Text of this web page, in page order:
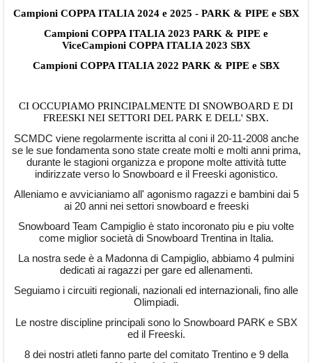
Campioni COPPA ITALIA 2024 e 2025 - PARK & PIPE e SBX
Campioni COPPA ITALIA 2023 PARK & PIPE e
ViceCampioni COPPA ITALIA 2023 SBX
Campioni COPPA ITALIA 2022 PARK & PIPE e SBX
CI OCCUPIAMO PRINCIPALMENTE DI SNOWBOARD E DI
FREESKI NEI SETTORI DEL PARK E DELL' SBX.
SCMDC viene regolarmente iscritta al coni il 20-11-2008 anche
se le sue fondamenta sono state create molti e molti anni prima,
durante le stagioni organizza e propone molte attività tutte
indirizzate verso lo Snowboard e il Freeski agonistico.
Alleniamo e avvicianiamo all' agonismo ragazzi e bambini dai 5
ai 20 anni nei settori snowboard e freeski
Snowboard Team Campiglio è stato incoronato piu e piu volte
come miglior società di Snowboard Trentina in Italia.
La nostra sede è a Madonna di Campiglio, abbiamo 4 pulmini
dedicati ai ragazzi per gare ed allenamenti.
Seguiamo i circuiti regionali, nazionali ed internazionali, fino alle
Olimpiadi.
Le nostre discipline principali sono lo Snowboard PARK e SBX
ed il Freeski.
8 dei nostri atleti fanno parte del comitato Trentino e 9 della